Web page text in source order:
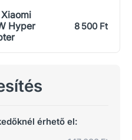
Hyper
8 500 Ft
érhető el: